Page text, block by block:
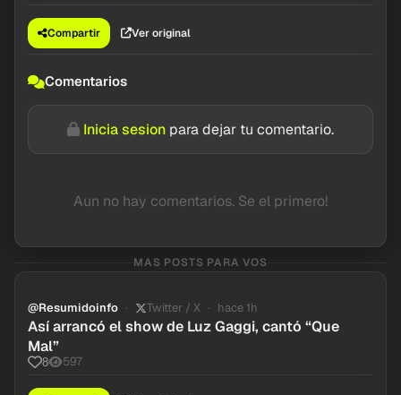
Compartir Ver original
Comentarios
Inicia sesion para dejar tu comentario.
Aun no hay comentarios. Se el primero!
MAS POSTS PARA VOS
@Resumidoinfo Twitter / X hace 1h
Así arrancó el show de Luz Gaggi, cantó “Que
Mal”
8 597